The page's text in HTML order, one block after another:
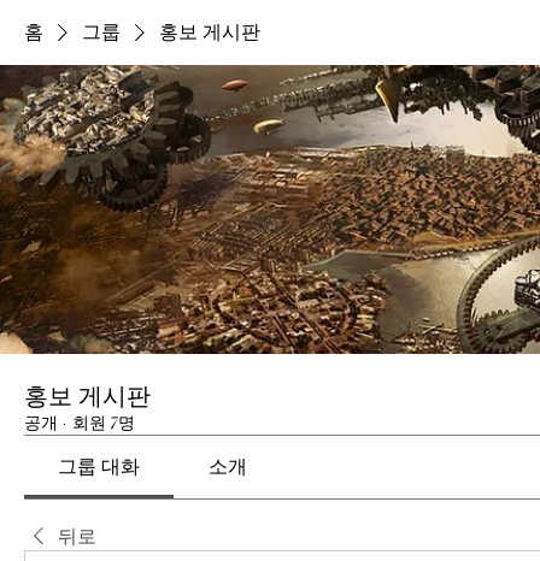
홈 그룹 홍보 게시판
홍보 게시판
공개 · 회원 7명
그룹 대화 소개
뒤로